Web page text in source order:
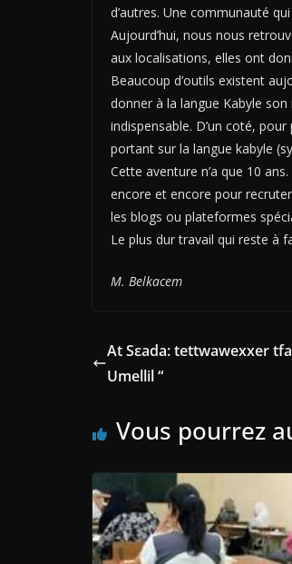
d’autres. Une communauté
Aujourd’hui, nous nous
aux localisations, elles ont
Beaucoup d’outils existent
donner à la langue Kabyle
indispensable. D’un coté,
portant sur la langue kabyle
Cette aventure n’a que 10
encore et encore pour
les blogs ou plateformes
Le plus dur travail qui reste à
M. Belkacem
At Sεada: tettwawexxer
Umellil “
Vous pourrez